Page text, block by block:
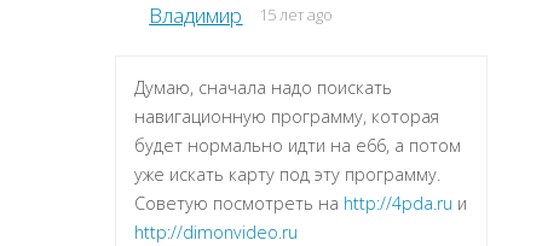
Владимир 15 лет ago
Думаю, сначала надо поискать
навигационную программу, которая
будет нормально идти на e66, а потом
уже искать карту под эту программу.
Советую посмотреть на http://4pda.ru и
http://dimonvideo.ru